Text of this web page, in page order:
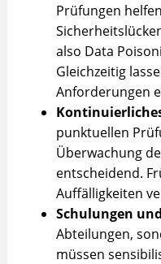
Prüfungen
also Data
Gleichzeitig
Anforderungen
punktuellen
Überwachung
entscheidend.
Auffälligkeiten
Schulungen
Abteilungen,
müssen